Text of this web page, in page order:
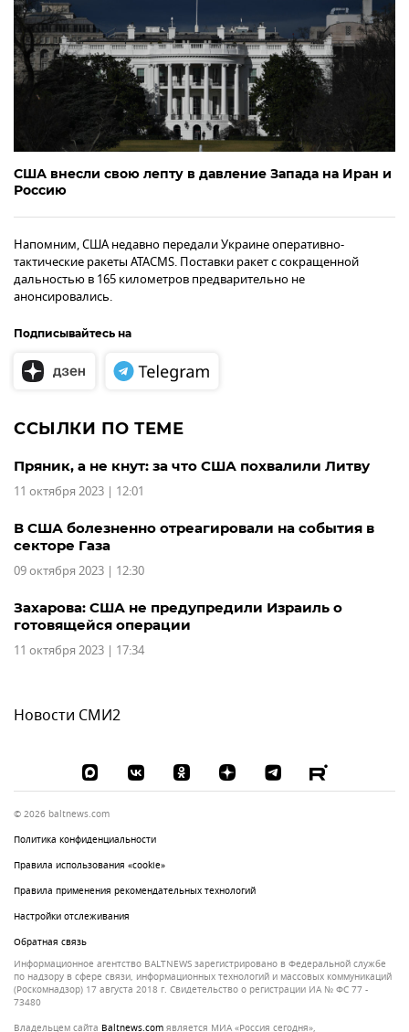
США внесли свою лепту в давление Запада на Иран и
Россию
Напомним, США недавно передали Украине оперативно-
тактические ракеты ATACMS. Поставки ракет с сокращенной
дальностью в 165 километров предварительно не
анонсировались.
Подписывайтесь на
ССЫЛКИ ПО ТЕМЕ
Пряник, а не кнут: за что США похвалили Литву
11 октября 2023 | 12:01
В США болезненно отреагировали на события в
секторе Газа
09 октября 2023 | 12:30
Захарова: США не предупредили Израиль о
готовящейся операции
11 октября 2023 | 17:34
Новости СМИ2
© 2026 baltnews.com
Политика конфиденциальности
Правила использования «cookie»
Правила применения рекомендательных технологий
Настройки отслеживания
Обратная связь
Информационное агентство BALTNEWS зарегистрировано в Федеральной службе
по надзору в сфере связи, информационных технологий и массовых коммуникаций
(Роскомнадзор) 17 августа 2018 г. Свидетельство о регистрации ИА № ФС 77 -
73480
Владельцем сайта
baltnews.com является МИА «Россия сегодня»,